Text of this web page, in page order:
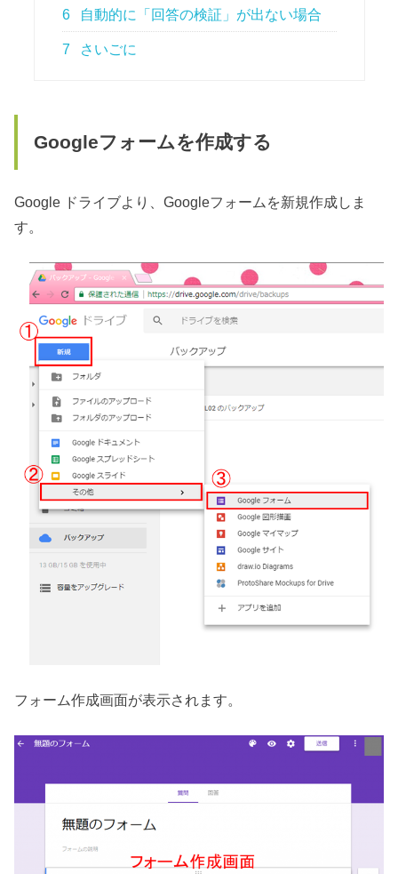
6 自動的に「回答の検証」が出ない場合
7 さいごに
Googleフォームを作成する
Google ドライブより、Googleフォームを新規作成しま
す。
フォーム作成画面が表示されます。